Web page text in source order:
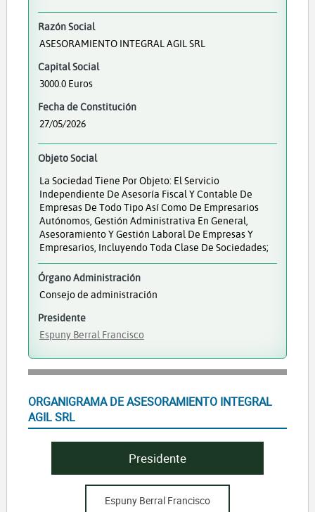
Razón Social
ASESORAMIENTO INTEGRAL AGIL SRL
Capital Social
3000.0 Euros
Fecha de Constitución
27/05/2026
Objeto Social
La Sociedad Tiene Por Objeto: El Servicio
Independiente De Asesoría Fiscal Y Contable De
Empresas De Todo Tipo Así Como De Empresarios
Autónomos, Gestión Administrativa En General,
Asesoramiento Y Gestión Laboral De Empresas Y
Empresarios, Incluyendo Toda Clase De Sociedades;
Órgano Administración
Consejo de administración
Presidente
Espuny Berral Francisco
ORGANIGRAMA DE ASESORAMIENTO INTEGRAL
AGIL SRL
Presidente
Espuny Berral Francisco